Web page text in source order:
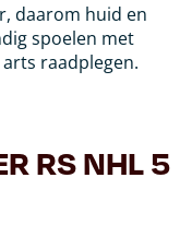
daarom huid en
spoelen met
raadplegen.
RS NHL 5